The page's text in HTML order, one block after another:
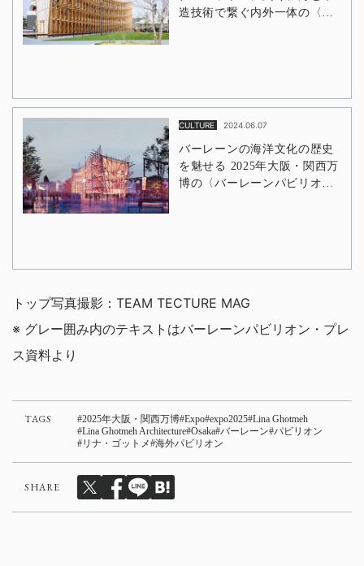
トップ写真撮影：TEAM TECTURE MAG
※ グレー囲み内のテキストはバーレーンパビリオン・プレ
ス資料より
TAGS 2025年大阪・関西万博 Expo expo2025 Lina Ghotmeh
Lina Ghotmeh Architecture Osaka バーレーン パビリオン
リナ・ゴットメ 海外パビリオン
SHARE